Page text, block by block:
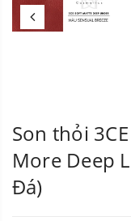
Son thỏi
More Deep
Đá)